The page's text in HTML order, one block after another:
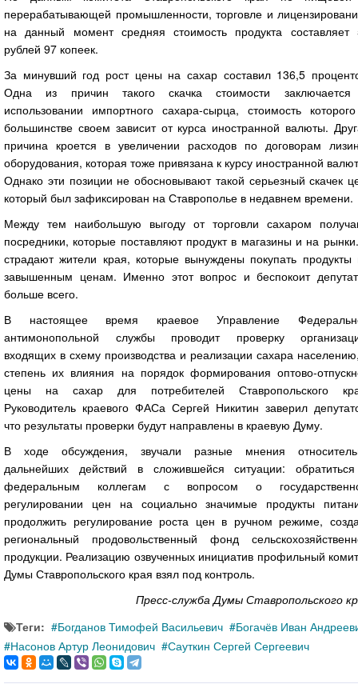
перерабатывающей промышленности, торговле и
на данный момент средняя стоимость продукта составляет
рублей 97 копеек.
За минувший год рост цены на сахар составил 136,5
Одна из причин такого скачка стоимости
использовании импортного сахара-сырца, стоимость
большинстве своем зависит от курса иностранной валюты.
причина кроется в увеличении расходов по договорам
оборудования, которая тоже привязана к курсу иностранной
Однако эти позиции не обосновывают такой серьезный скачек
который был зафиксирован на Ставрополье в недавнем времени.
Между тем наибольшую выгоду от торговли сахаром
посредники, которые поставляют продукт в магазины и на
страдают жители края, которые вынуждены покупать продукты
завышенным ценам. Именно этот вопрос и беспокоит
больше всего.
В настоящее время краевое Управление
антимонопольной службы проводит проверку
входящих в схему производства и реализации сахара
степень их влияния на порядок формирования оптово-
цены на сахар для потребителей Ставропольского
Руководитель краевого ФАСа Сергей Никитин заверил
что результаты проверки будут направлены в краевую Думу.
В ходе обсуждения, звучали разные мнения
дальнейших действий в сложившейся ситуации:
федеральным коллегам с вопросом о
регулировании цен на социально значимые продукты
продолжить регулирование роста цен в ручном режиме,
региональный продовольственный фонд
продукции. Реализацию озвученных инициатив профильный
Думы Ставропольского края взял под контроль.
Пресс-служба Думы Ставропольского
Теги:
Богданов Тимофей Васильевич
Богачёв Иван
Насонов Артур Леонидович
Сауткин Сергей Сергеевич